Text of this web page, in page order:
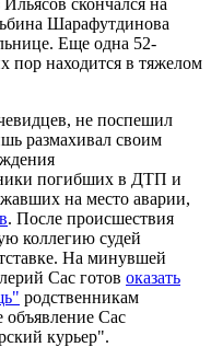
Шарафутдинова
Еще одна 52-
пор находится в тяжелом
не поспешил
размахивал своим
погибших в ДТП и
на место аварии,
. После происшествия
коллегию судей
На минувшей
Сас готов оказать
родственникам
Сас
курьер".